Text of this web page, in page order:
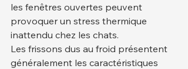
les fenêtres ouvertes peuvent
provoquer un stress thermique
inattendu chez les chats.
Les frissons dus au froid présentent
généralement les caractéristiques